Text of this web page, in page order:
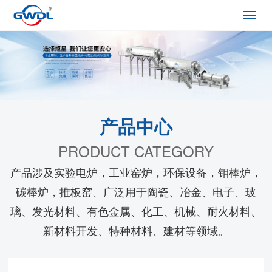
产品中心
PRODUCT CATEGORY
产品涉及实验电炉，工业窑炉，环保设备，钼棒炉，
碳棒炉，推板窑、广泛用于陶瓷、冶金、电子、玻
璃、发光材料、有色金属、化工、机械、耐火材料、
新材料开发、特种材料、建材等领域。